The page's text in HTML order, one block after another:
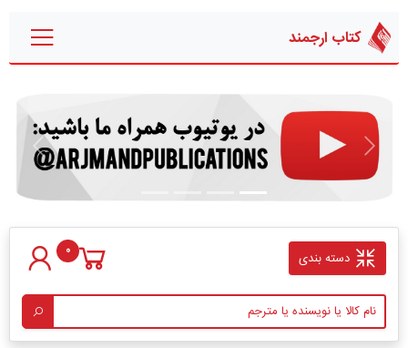
کتاب ارجمند
قبلی بعدی
دسته بندی 0